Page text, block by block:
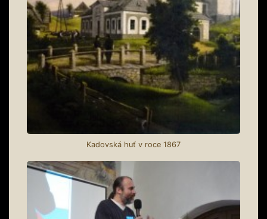
Kadovská huť v roce 1867